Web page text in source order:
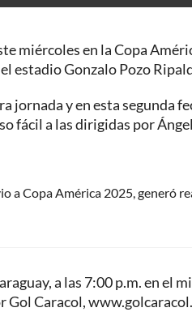
miércoles en la Copa
estadio Gonzalo Pozo
jornada y en esta segunda
fácil a las dirigidas por
a Copa América 2025, generó
a las 7:00 p.m. en el
Gol Caracol,